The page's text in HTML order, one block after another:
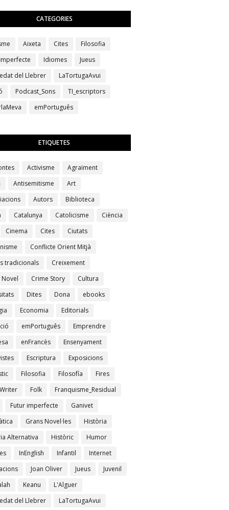
CATEGORIES
Aixeta Cites
Filosofia
Idiomes
Jueus
del Llebrer
LaTortugaAvui
Podcast_Sons
TI_escriptors
emPortuguês
ETIQUETES
Activisme
Agraïment
Antisemitisme
Art
Autors
Biblioteca
Catalunya Catolicisme
Ciència
Cinema Cites
Ciutats
Conflicte Orient Mitjà
tradicionals
Creixement
Novel
Crime Story
Cultura
Dites Dona
ebooks
Economia
Editorials
emPortuguês
Emprendre
enFrancès
Ensenyament
Escriptura
Exposicions
Filosofia Filosofía
Fires
Folk
Franquisme_Residual
Futur imperfecte
Ganivet
Grans Novel·les
Història
Alternativa
Històric
Humor
InEnglish Infantil
Internet
Joan Oliver Jueus
Juvenil
Keanu
L'Alguer
del Llebrer
LaTortugaAvui